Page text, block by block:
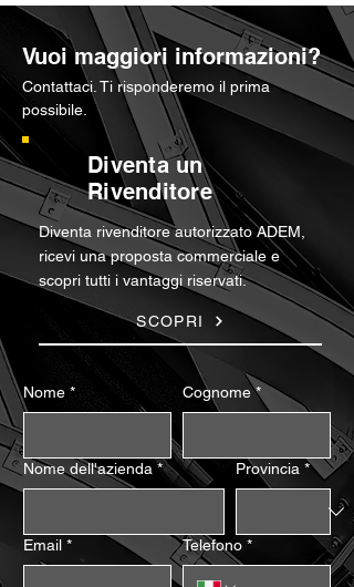
Vuoi maggiori informazioni?
Contattaci. Ti risponderemo il prima
possibile.
Diventa un
Rivenditore
Diventa rivenditore autorizzato ADEM,
ricevi una proposta commerciale e
scopri tutti i vantaggi riservati.
SCOPRI
Nome * Cognome *
Nome dell'azienda * Provincia *
Email * Telefono *